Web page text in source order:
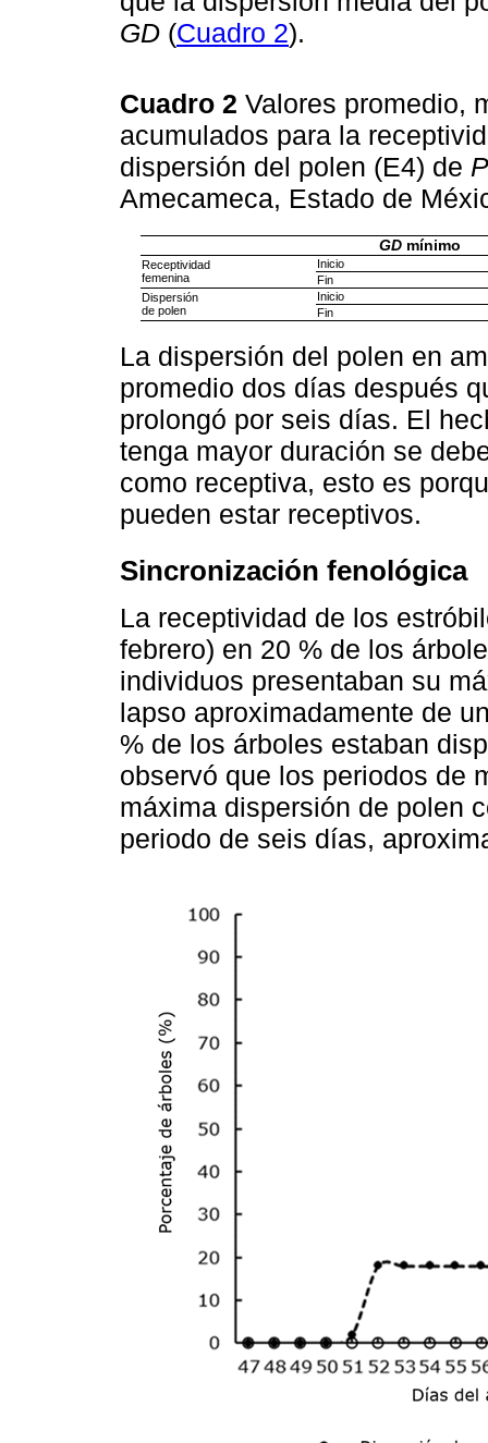
GD (Cuadro 2).
Cuadro 2 Valores promedio,
acumulados para la
dispersión del polen (E4) de
Amecameca, Estado de
GD mínimo
Receptividad
femenina
Inicio
Fin
Dispersión
de polen
Inicio
Fin
La dispersión del polen en
promedio dos días después
prolongó por seis días. El
tenga mayor duración se
como receptiva, esto es
pueden estar receptivos.
Sincronización fenológica
La receptividad de los
febrero) en 20 % de los
individuos presentaban su
lapso aproximadamente de
% de los árboles estaban
observó que los periodos de
máxima dispersión de polen
periodo de seis días,